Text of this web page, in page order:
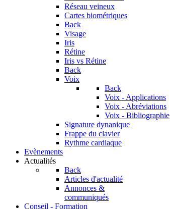
Réseau veineux
Cartes biométriques
Back
Visage
Iris
Rétine
Iris vs Rétine
Back
Voix
Back
Voix - Applications
Voix - Abréviations
Voix - Bibliographie
Signature dynanique
Frappe du clavier
Rythme cardiaque
Evènements
Actualités
Back
Articles d'actualité
Annonces &
communiqués
Conseil - Formation